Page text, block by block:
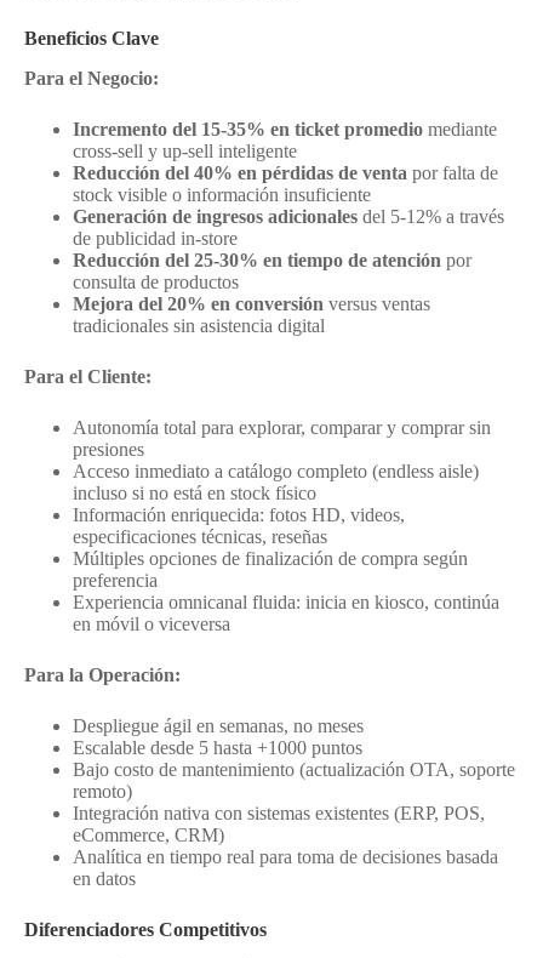
Beneficios Clave
Para el Negocio:
Incremento del 15-35% en ticket promedio mediante
cross-sell y up-sell inteligente
Reducción del 40% en pérdidas de venta por falta de
stock visible o información insuficiente
Generación de ingresos adicionales del 5-12% a través
de publicidad in-store
Reducción del 25-30% en tiempo de atención por
consulta de productos
Mejora del 20% en conversión versus ventas
tradicionales sin asistencia digital
Para el Cliente:
Autonomía total para explorar, comparar y comprar sin
presiones
Acceso inmediato a catálogo completo (endless aisle)
incluso si no está en stock físico
Información enriquecida: fotos HD, videos,
especificaciones técnicas, reseñas
Múltiples opciones de finalización de compra según
preferencia
Experiencia omnicanal fluida: inicia en kiosco, continúa
en móvil o viceversa
Para la Operación:
Despliegue ágil en semanas, no meses
Escalable desde 5 hasta +1000 puntos
Bajo costo de mantenimiento (actualización OTA, soporte
remoto)
Integración nativa con sistemas existentes (ERP, POS,
eCommerce, CRM)
Analítica en tiempo real para toma de decisiones basada
en datos
Diferenciadores Competitivos